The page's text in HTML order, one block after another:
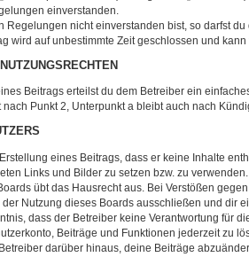
einverstanden.
Regelungen nicht einverstanden bist, so darfst
wird auf unbestimmte Zeit geschlossen und
Beitrags erteilst du dem Betreiber ein
nach Punkt 2, Unterpunkt a bleibt auch nach
eines Beitrags, dass er keine Inhalte
Links und Bilder zu setzen bzw. zu verwenden.
übt das Hausrecht aus. Bei Verstößen
Nutzung dieses Boards ausschließen und dir
dass der Betreiber keine Verantwortung für
Beiträge und Funktionen jederzeit zu
darüber hinaus, deine Beiträge